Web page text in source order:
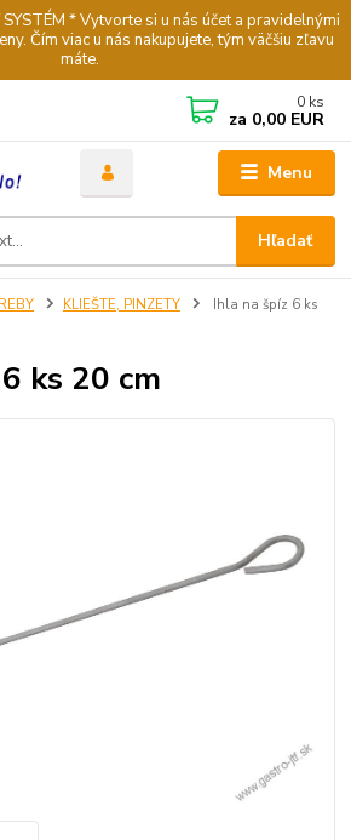
* Vytvorte si u nás účet a pravidelnými
Čím viac u nás nakupujete, tým väčšiu zľavu
máte.
Menu
Hľadať
0 ks
za 0,00 EUR
KLIEŠTE, PINZETY
Ihla na špíz 6 ks
ks 20 cm